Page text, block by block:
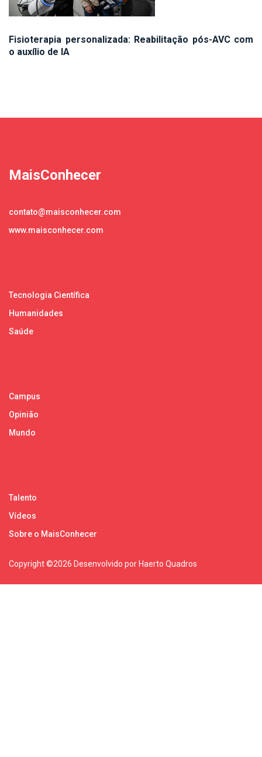
Fisioterapia personalizada: Reabilitação pós-AVC com
o auxílio de IA
MaisConhecer
contato@maisconhecer.com
www.maisconhecer.com
Tecnologia Científica
Humanidades
Saúde
Campus
Opinião
Mundo
Talento
Vídeos
Sobre o MaisConhecer
Copyright ©2026 Desenvolvido por Haerto Quadros